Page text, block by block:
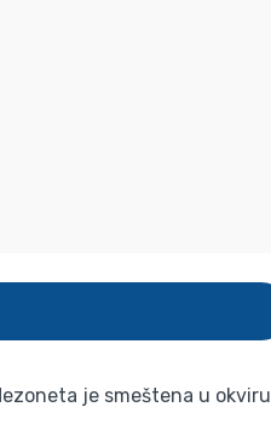
je smeštena u okviru